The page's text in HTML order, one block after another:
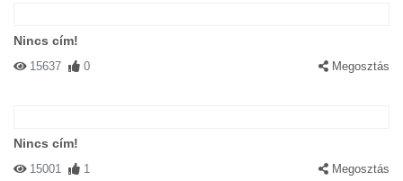
Nincs cím!
15637 0 Megosztás
Nincs cím!
15001 1 Megosztás